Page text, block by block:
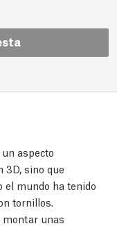
aspecto
3D, sino que
el mundo ha tenido
tornillos.
montar unas